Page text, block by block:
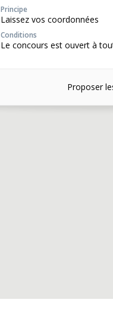
Principe
Laissez vos coordonnées
Conditions
Le concours est ouvert à
Proposer